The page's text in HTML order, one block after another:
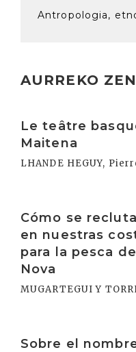
Antropologia,
AURREKO
Le teâtre
Maitena
LHANDE HEGUY,
Cómo se
en nuestras
para la pesca
Nova
MUGARTEGUI Y
Sobre el